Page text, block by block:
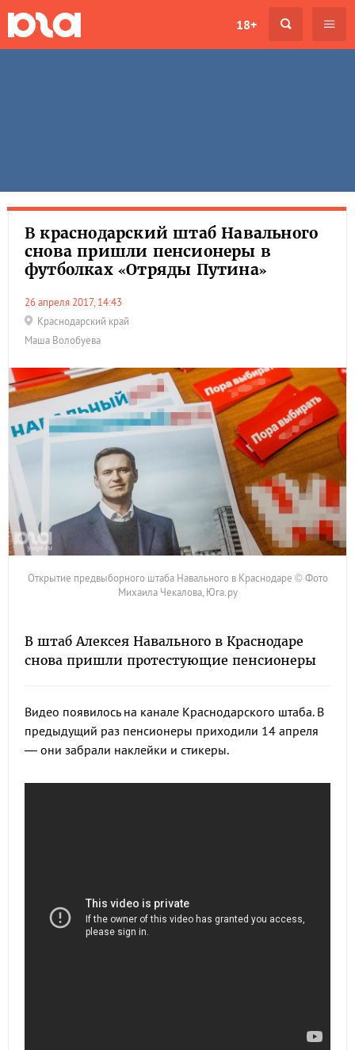
18+
В краснодарский штаб Навального
снова пришли пенсионеры в
футболках «Отряды Путина»
26 апреля 2017, 14:43
Краснодарский край
Маша Волобуева
Открытие предвыборного штаба Навального в Краснодаре © Фото
Михаила Чекалова, Юга.ру
В штаб Алексея Навального в Краснодаре
снова пришли протестующие пенсионеры
Видео появилось на канале Краснодарского штаба. В
предыдущий раз пенсионеры приходили 14 апреля
— они забрали наклейки и стикеры.